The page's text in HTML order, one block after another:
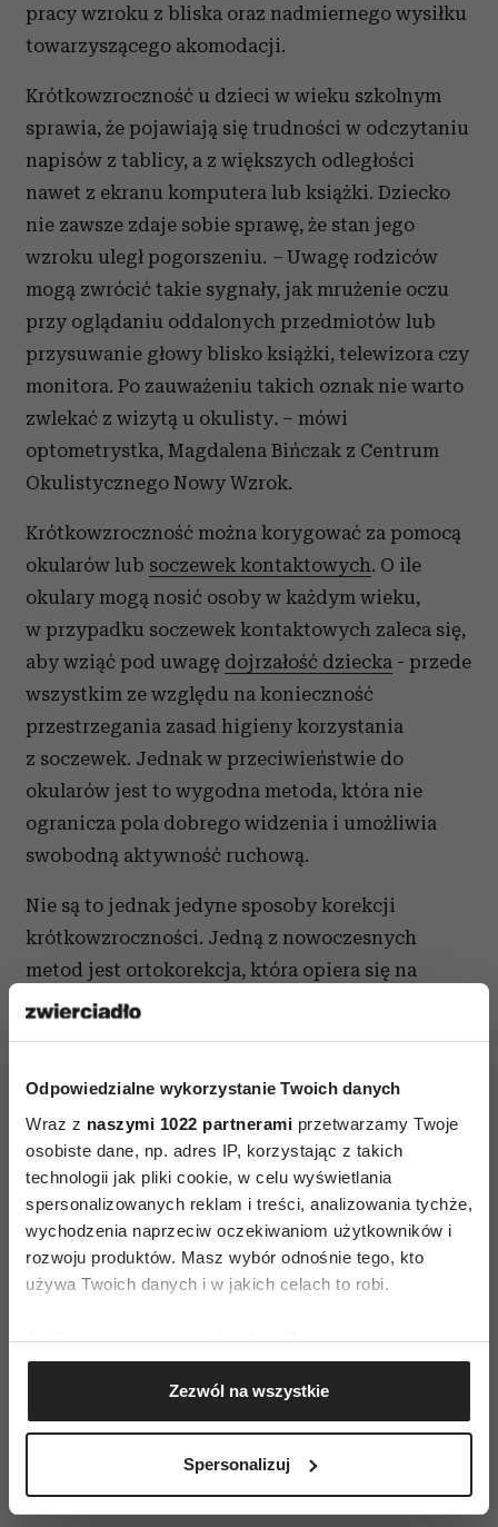
Odpowiedzialne wykorzystanie Twoich danych
Wraz z naszymi 1022 partnerami przetwarzamy Twoje
osobiste dane, np. adres IP, korzystając z takich
technologii jak pliki cookie, w celu wyświetlania
spersonalizowanych reklam i treści, analizowania tychże,
wychodzenia naprzeciw oczekiwaniom użytkowników i
rozwoju produktów. Masz wybór odnośnie tego, kto
używa Twoich danych i w jakich celach to robi.
Jeśli wyrazisz na to zgodę, chcielibyśmy również:
Gromadzić dane dotyczące Twojej lokalizacji
geograficznej z dokładnością nawet do kilku metrów
Identyfikować Twoje urządzenie, aktywnie
(fingerprinting, czyli wirtualny odcisk palca)
Zezwól na wszystkie
Spersonalizuj
pracy wzroku z bliska oraz nadmiernego wysiłku
towarzyszącego akomodacji.
Krótkowzroczność u dzieci w wieku szkolnym
sprawia, że pojawiają się trudności w odczytaniu
napisów z tablicy, a z większych odległości
nawet z ekranu komputera lub książki. Dziecko
nie zawsze zdaje sobie sprawę, że stan jego
wzroku uległ pogorszeniu. – Uwagę rodziców
mogą zwrócić takie sygnały, jak mrużenie oczu
przy oglądaniu oddalonych przedmiotów lub
przysuwanie głowy blisko książki, telewizora czy
monitora. Po zauważeniu takich oznak nie warto
zwlekać z wizytą u okulisty. – mówi
optometrystka, Magdalena Bińczak z Centrum
Okulistycznego Nowy Wzrok.
Krótkowzroczność można korygować za pomocą
okularów lub soczewek kontaktowych. O ile
okulary mogą nosić osoby w każdym wieku,
w przypadku soczewek kontaktowych zaleca się,
aby wziąć pod uwagę dojrzałość dziecka - przede
wszystkim ze względu na konieczność
przestrzegania zasad higieny korzystania
z soczewek. Jednak w przeciwieństwie do
okularów jest to wygodna metoda, która nie
ogranicza pola dobrego widzenia i umożliwia
swobodną aktywność ruchową.
Nie są to jednak jedyne sposoby korekcji
krótkowzroczności. Jedną z nowoczesnych
metod jest ortokorekcja, która opiera się na
poprawie jakości widzenia za pomocą
spać. Soczewki ortokeratologiczne modelują
rogówkę, nadając jej kształt pozwalający na
prawidłowe widzenie przez kolejne kilkanaście
godzin. Dzięki temu w ciągu dnia nie ma
potrzeby korzystania z okularów czy miękkich
soczewek.
krótkowzroczności warto zwrócić uwagę na
lubi nosić okulary i jak się w nich czuje.
Znaczenie może mieć takżepoziom codziennej
aktywności dziecka, aby swobodnie czuło się na
przykład za zajęciach sportowych.